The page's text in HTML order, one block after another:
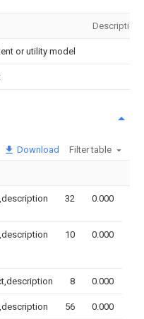
Description
or utility model
Download Filter table
32 0.000
10 0.000
8 0.000
56 0.000